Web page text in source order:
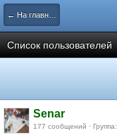
← На главную
Список пользователей
Senar
177 сообщений · Группа: